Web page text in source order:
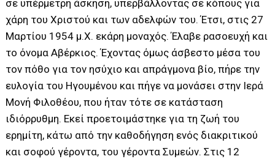
σε υπέρμετρη άσκηση, υπερβάλλοντας σε κόπους για
χάρη του Χριστού και των αδελφών του. Έτσι, στις 27
Μαρτίου 1954 μ.Χ. εκάρη μοναχός. Έλαβε ρασοευχή και
το όνομα Αβέρκιος. Έχοντας όμως άσβεστο μέσα του
τον πόθο για τον ησύχιο και απράγμονα βίο, πήρε την
ευλογία του Ηγουμένου και πήγε να μονάσει στην Ιερά
Μονή Φιλοθέου, που ήταν τότε σε κατάσταση
ιδιόρρυθμη. Εκεί προετοιμάστηκε για τη ζωή του
ερημίτη, κάτω από την καθοδήγηση ενός διακριτικού
και σοφού γέροντα, του γέροντα Συμεών. Στις 12